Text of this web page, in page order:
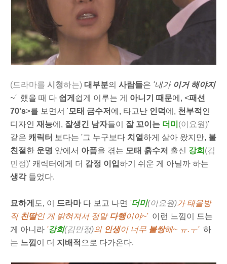
(드라마를 시청하는) 대부분의 사람들은 '내가 이거 해야지
~' 했을 때 다 쉽게 쉽게 이루는 게 아니기 때문에, <패션
70's>를 보면서 '모태 금수저 에, 타고난 인덕에, 천부적 인
디자인 재능에, 잘생긴 남자들이 잘 꼬이는 더미 (이요원)'
같은 캐릭터 보다는 '그 누구보다 치열하게 살아 왔지만, 불
친절 한 운명 앞에서 아픔을 겪는 모태 흙수저 출신 강희 (김
민정)' 캐릭터에게 더 감정 이입하기 쉬운 게 아닐까 하는
생각들었다.
묘하게 도, 이 드라마다 보고 나면 '더미(이요원)가 태을방
직 친딸인 게 밝혀져서 정말 다행이야~' 이런 느낌이 드는
게 아니라 '강희(김민정)의 인생이 너무 불쌍해~ ㅠ.ㅜ' 하
는 느낌 이 더 지배적 으로 다가온다.